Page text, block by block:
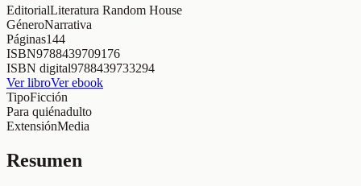
EditorialLiteratura Random House
GéneroNarrativa
Páginas144
ISBN9788439709176
ISBN digital9788439733294
Ver libroVer ebook
TipoFicción
Para quiénadulto
ExtensiónMedia
Resumen